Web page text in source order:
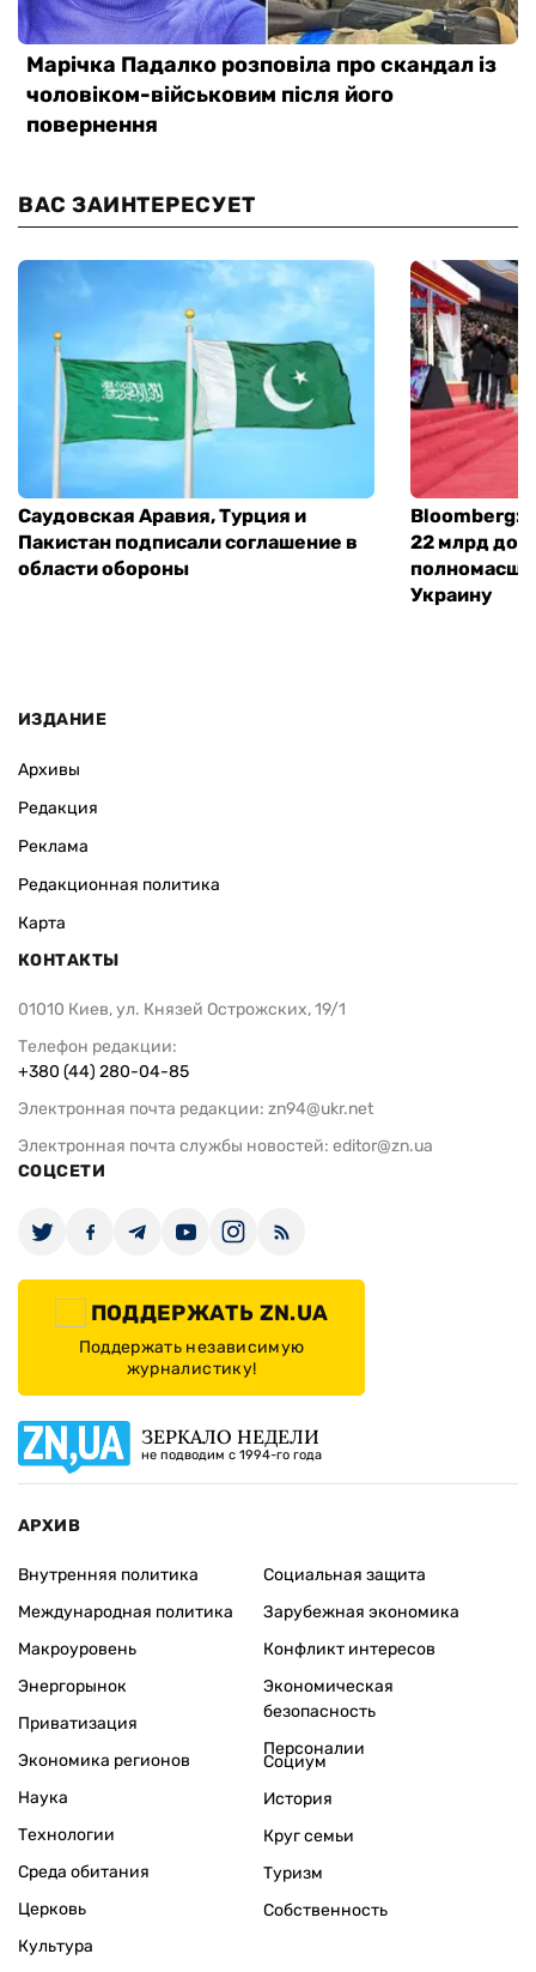
ВАС ЗАИНТЕРЕСУЕТ
Саудовская Аравия, Турция и
Пакистан подписали соглашение в
области обороны
Bloomberg:
22 млрд
Украину
ИЗДАНИЕ
Архивы
Редакция
Реклама
Редакционная политика
Карта
КОНТАКТЫ
01010 Киев, ул. Князей Острожских, 19/1
Телефон редакции:
+380 (44) 280-04-85
Электронная почта редакции: zn94@ukr.net
Электронная почта службы новостей: editor@zn.ua
СОЦСЕТИ
ПОДДЕРЖАТЬ ZN.UA
Поддержать независимую
журналистику!
ЗЕРКАЛО НЕДЕЛИ
не подводим с 1994-го года
АРХИВ
Внутренняя политика
Международная политика
Макроуровень
Энергорынок
Приватизация
Экономика регионов
Социальная защита
Зарубежная экономика
Конфликт интересов
Экономическая
безопасность
Персоналии
Наука
Технологии
Среда обитания
Церковь
Культура
Социум
История
Круг семьи
Туризм
Собственность